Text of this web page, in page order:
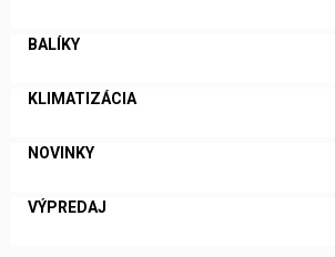
BALÍKY
KLIMATIZÁCIA
NOVINKY
VÝPREDAJ